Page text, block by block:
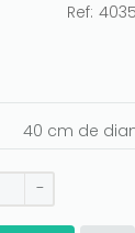
Ref: 4035
40 cm de
-
if you